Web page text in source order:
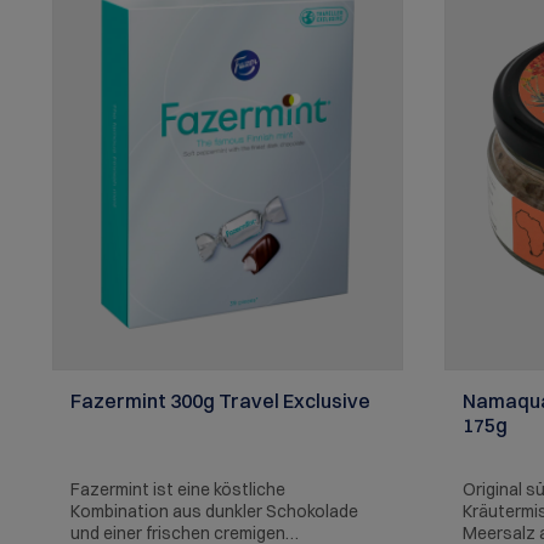
unterstreicht, sondern auch ideal zum
Verschenken ist. Ob für passionierte
Hobbyköche oder als besonderes
Mitbringsel – dieses Olivenöl macht in
jeder Küche eine gute Figur.
Nährwertinformation je 100 ml:
Brennwert: 3400 kj / 813 kcal Fett: 92,0 g
Davon gesättigte Fettsäuren: 12,7 g
Einfach ungesättigte Fettsäuren: 67,3 g
Mehrfach ungesättigte Fettsäuren: 8,0
g Kohlenhydrate: 0 g Davon Zucker: 0 g
Eiweiß: 0 g Ballaststoffe: 0 g Salz: 0 g
Erste Güteklasse – direkt aus Oliven
ausschließlich mit mechanischen
Verfahren gewonnen. Kühl, trocken und
lichtgeschützt aufbewahren..
Fazermint 300g Travel Exclusive
Fazermint ist eine köstliche
Kombination aus dunkler Schokolade
und einer frischen cremigen
175g
Original
Meersalz